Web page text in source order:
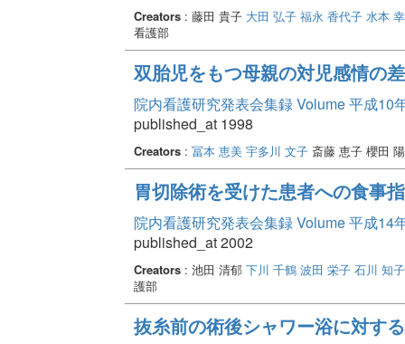
Creators: 藤田 貴子 大田 弘子 福永 香代子 水本
看護部
双胎児をもつ母親の対児感情の
院内看護研究発表会集録 Volume 平成10
published_at 1998
Creators: 冨本 恵美 宇多川 文子斎藤 恵子 櫻田
胃切除術を受けた患者への食事
院内看護研究発表会集録 Volume 平成14
published_at 2002
Creators: 池田 清郁 下川 千鶴 波田 栄子 石川 知子
護部
抜糸前の術後シャワー浴に対す